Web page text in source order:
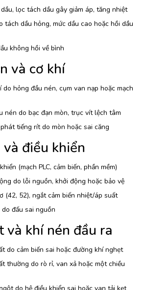
lọc tách dầu gây giảm áp, tăng nhiệt
tách dầu hỏng, mức dầu cao hoặc hồi dầu
không hồi về bình
và cơ khí
hỏng đầu nén, cụm van nạp hoặc mạch
nén do bạc đạn mòn, trục vít lệch tâm
tiếng rít do mòn hoặc sai căng
điều khiển
(mạch PLC, cảm biến, phần mềm)
do lỗi nguồn, khởi động hoặc bảo vệ
(42, 52), ngắt cảm biến nhiệt/áp suất
đấu sai nguồn
và khí nén đầu ra
do cảm biến sai hoặc đường khí nghẹt
thường do rò rỉ, van xả hoặc một chiều